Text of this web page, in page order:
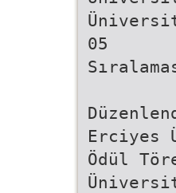
05
Erciyes
Ödül